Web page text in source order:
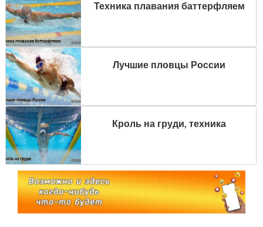
Техника плавания баттерфляем
Лучшие пловцы России
Кроль на груди, техника